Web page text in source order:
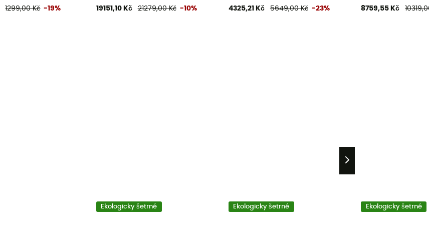
1299,00 Kč -19% 19151,10 Kč 21279,00 Kč -10% 4325,21 Kč 5649,00 Kč -23% 8759,55 Kč
Ekologicky šetrné Ekologicky šetrné Ekologicky šetrné